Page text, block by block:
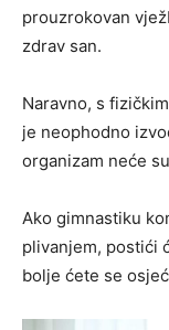
prouzrokovan
zdrav san.
Naravno, s
je neophodno
organizam neće
Ako gimnastiku
plivanjem, postići
bolje ćete se